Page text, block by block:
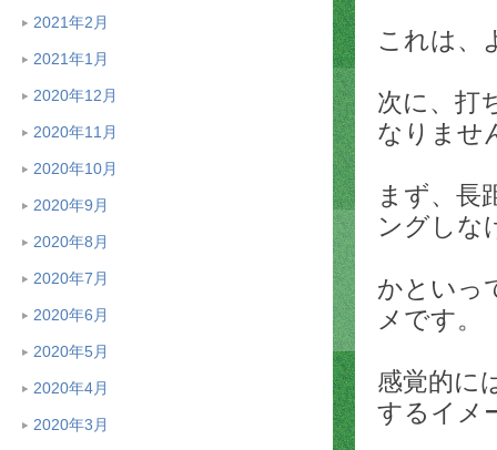
2021年2月
2021年1月
2020年12月
2020年11月
2020年10月
2020年9月
2020年8月
2020年7月
2020年6月
2020年5月
2020年4月
2020年3月
これは、
次に、打
なりませ
まず、長
ングしな
かといっ
メです。
感覚的に
するイメ